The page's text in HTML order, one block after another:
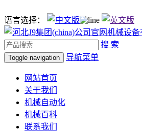
语言选择：
搜 索
Toggle navigation 导航菜单
网站首页
关于我们
机械自动化
机械百科
联系我们